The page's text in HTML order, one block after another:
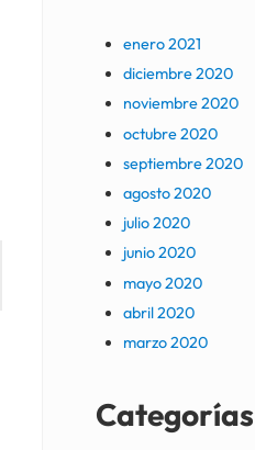
enero 2021
diciembre 2020
noviembre 2020
octubre 2020
septiembre 2020
agosto 2020
julio 2020
junio 2020
mayo 2020
abril 2020
marzo 2020
Categorías